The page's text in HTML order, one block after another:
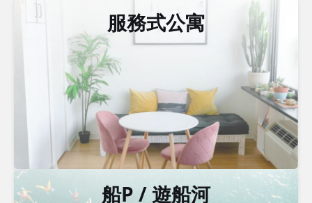
服務式公寓
船P / 遊船河